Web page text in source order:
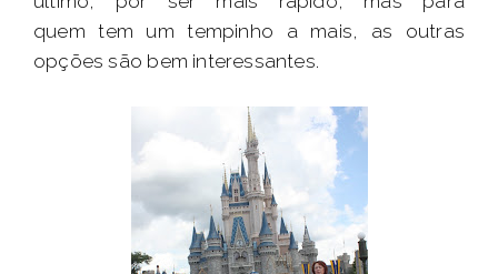
quem tem um tempinho a mais, as outras
opções são bem interessantes.